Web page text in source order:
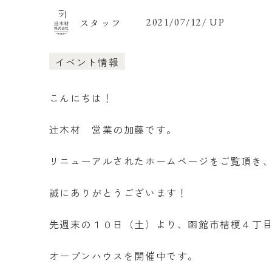
スタッフ 2021/07/12/ UP
イベント情報
こんにちは！
辻木材 営業の加藤です。
リニューアルされたホームページをご覧頂き、
誠にありがとうございます！
先週末の１０日（土）より、函館市桔梗４丁目
オープンハウスを開催中です。